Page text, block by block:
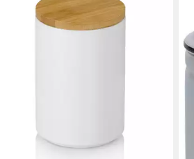
Vorratsdose Cady, Keramik, flexibel
einsetzbar, Deckel mit Silikonring